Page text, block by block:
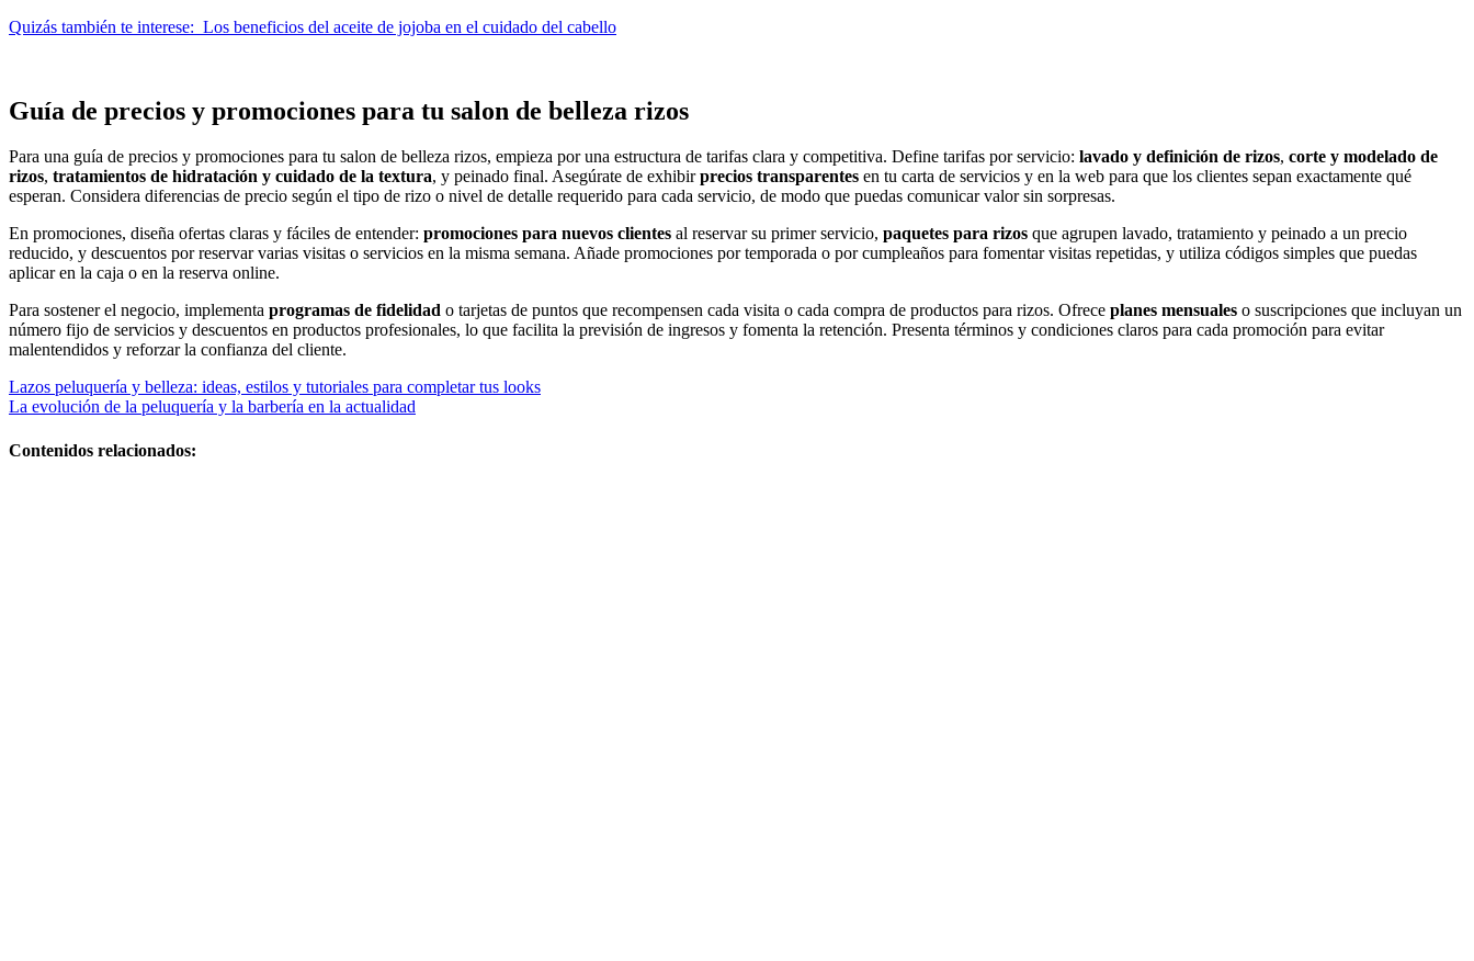
Quizás también te interese: Los beneficios del aceite de jojoba en el cuidado del cabello
Guía de precios y promociones para tu salon de belleza rizos
Para una guía de precios y promociones para tu salon de belleza rizos, empieza por una estructura de tarifas clara y competitiva. Define tarifas por servicio: lavado y definición de rizos, corte y modelado de
rizos, tratamientos de hidratación y cuidado de la textura, y peinado final. Asegúrate de exhibirprecios transparentes en tu carta de servicios y en la web para que los clientes sepan exactamente qué
esperan. Considera diferencias de precio según el tipo de rizo o nivel de detalle requerido para cada servicio, de modo que puedas comunicar valor sin sorpresas.
En promociones, diseña ofertas claras y fáciles de entender: promociones para nuevos clientes al reservar su primer servicio, paquetes para rizos que agrupen lavado, tratamiento y peinado a un precio
reducido, y descuentos por reservar varias visitas o servicios en la misma semana. Añade promociones por temporada o por cumpleaños para fomentar visitas repetidas, y utiliza códigos simples que puedas
aplicar en la caja o en la reserva online.
Para sostener el negocio, implementa programas de fidelidad o tarjetas de puntos que recompensen cada visita o cada compra de productos para rizos. Ofrece planes mensuales o suscripciones que incluyan un
número fijo de servicios y descuentos en productos profesionales, lo que facilita la previsión de ingresos y fomenta la retención. Presenta términos y condiciones claros para cada promoción para evitar
malentendidos y reforzar la confianza del cliente.
Navegación
de
entradas
Lazos peluquería y belleza: ideas, estilos y tutoriales para completar tus looks
La evolución de la peluquería y la barbería en la actualidad
Contenidos relacionados: